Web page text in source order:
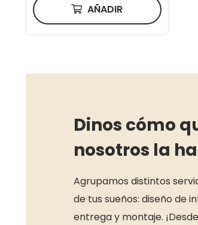
AÑADIR
Dinos cómo
nosotros la
Agrupamos distintos
de tus sueños: diseño de
entrega y montaje.